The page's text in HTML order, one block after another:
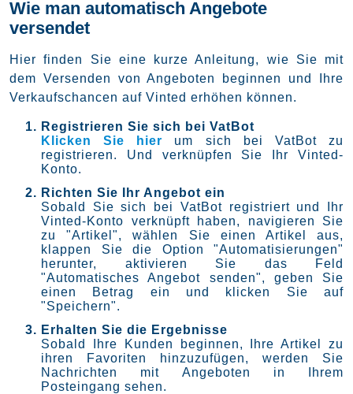
Wie man automatisch Angebote
versendet
Hier finden Sie eine kurze Anleitung, wie Sie mit
dem Versenden von Angeboten beginnen und Ihre
Verkaufschancen auf Vinted erhöhen können.
Registrieren Sie sich bei VatBot
Klicken Sie hier um sich bei VatBot zu
registrieren. Und verknüpfen Sie Ihr Vinted-
Konto.
Richten Sie Ihr Angebot ein
Sobald Sie sich bei VatBot registriert und Ihr
Vinted-Konto verknüpft haben, navigieren Sie
zu "Artikel", wählen Sie einen Artikel aus,
klappen Sie die Option "Automatisierungen"
herunter, aktivieren Sie das Feld
"Automatisches Angebot senden", geben Sie
einen Betrag ein und klicken Sie auf
"Speichern".
Erhalten Sie die Ergebnisse
Sobald Ihre Kunden beginnen, Ihre Artikel zu
ihren Favoriten hinzuzufügen, werden Sie
Nachrichten mit Angeboten in Ihrem
Posteingang sehen.